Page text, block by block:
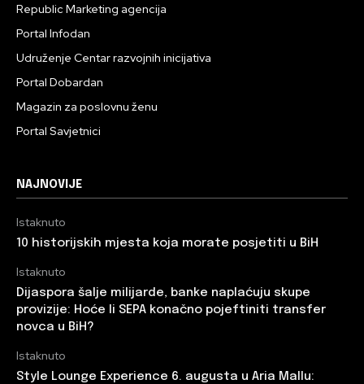
Republic Marketing agencija
Portal Infodan
Udruženje Centar razvojnih inicijativa
Portal Dobardan
Magazin za poslovnu ženu
Portal Savjetnici
NAJNOVIJE
Istaknuto
10 historijskih mjesta koja morate posjetiti u BiH
Istaknuto
Dijaspora šalje milijarde, banke naplaćuju skupe
provizije: Hoće li SEPA konačno pojeftiniti transfer
novca u BiH?
Istaknuto
Style Lounge Experience 6. augusta u Aria Mallu: